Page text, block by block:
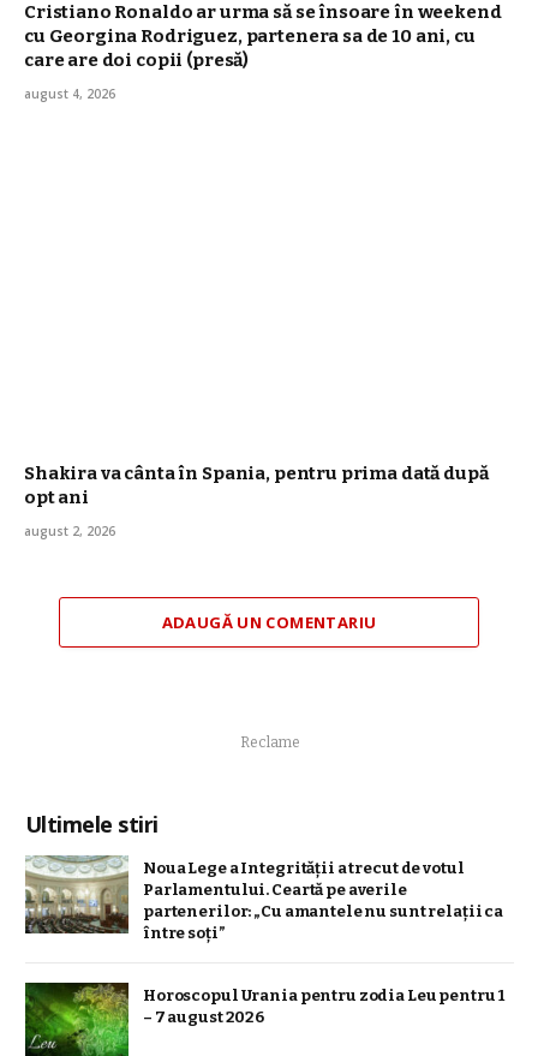
Cristiano Ronaldo ar urma să se însoare în weekend
cu Georgina Rodriguez, partenera sa de 10 ani, cu
care are doi copii (presă)
august 4, 2026
Shakira va cânta în Spania, pentru prima dată după
opt ani
august 2, 2026
ADAUGĂ UN COMENTARIU
Reclame
Ultimele stiri
Noua Lege a Integrității a trecut de votul
Parlamentului. Ceartă pe averile
partenerilor: „Cu amantele nu sunt relații ca
între soți”
Horoscopul Urania pentru zodia Leu pentru 1
– 7 august 2026